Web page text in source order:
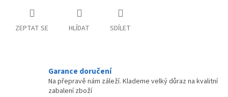
ZEPTAT SE HLÍDAT SDÍLET
Garance doručení
Na přepravě nám záleží. Klademe velký důraz na kvalitní
zabalení zboží